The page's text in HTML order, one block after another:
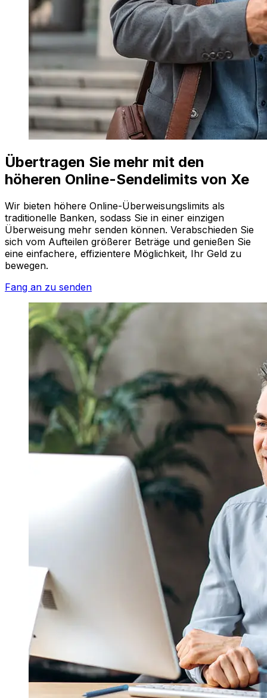
Übertragen Sie mehr mit den
höheren Online-Sendelimits von Xe
Wir bieten höhere Online-Überweisungslimits als
traditionelle Banken, sodass Sie in einer einzigen
Überweisung mehr senden können. Verabschieden Sie
sich vom Aufteilen größerer Beträge und genießen Sie
eine einfachere, effizientere Möglichkeit, Ihr Geld zu
bewegen.
Fang an zu senden